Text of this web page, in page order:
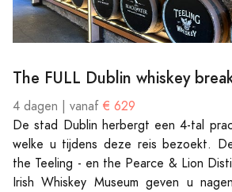
The FULL Dublin whiskey
4 dagen | vanaf € 629
De stad Dublin herbergt een 4-tal
welke u tijdens deze reis bezoekt.
the Teeling - en the Pearce & Lion
Irish Whiskey Museum geven u